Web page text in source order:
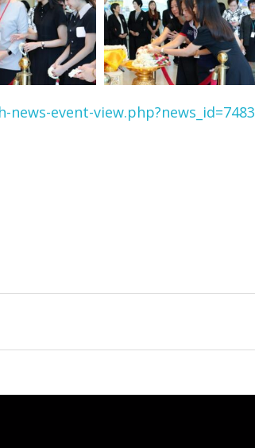
event-view.php?news_id=7483